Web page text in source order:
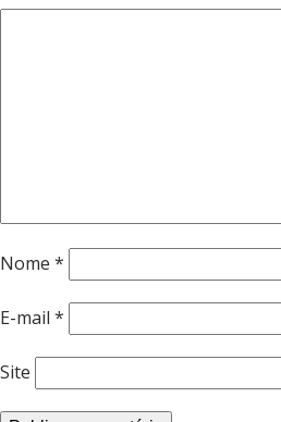
Nome *
E-mail *
Site